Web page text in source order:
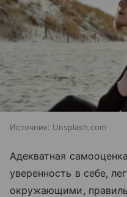
Источник: Unsplash.com
Адекватная
уверенность в себе,
окружающими,